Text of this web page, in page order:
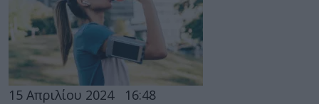
15 Απριλίου 2024 16:48